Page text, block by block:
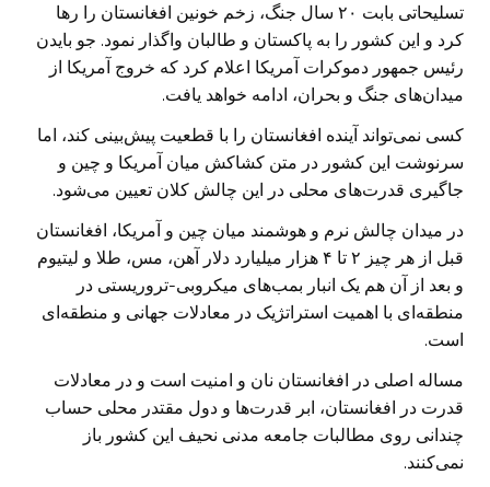
تسلیحاتی بابت ۲۰ سال جنگ، زخم خونین افغانستان را رها
کرد و این کشور را به پاکستان و طالبان واگذار نمود. جو بایدن
رئیس جمهور دموکرات آمریکا اعلام کرد که خروج آمریکا از
میدان‌های جنگ و بحران، ادامه خواهد یافت.
کسی نمی‌تواند آینده افغانستان را با قطعیت پیش‌بینی کند، اما
سرنوشت این کشور در متن کشاکش میان آمریکا و چین و
جاگیری قدرت‌های محلی در این چالش کلان تعیین می‌شود.
در میدان چالش نرم و هوشمند میان چین و آمریکا، افغانستان
قبل از هر چیز ۲ تا ۴ هزار میلیارد دلار آهن، مس، طلا و لیتیوم
و بعد از آن هم یک انبار بمب‌های میکروبی-تروریستی در
منطقه‌ای با اهمیت استراتژیک در معادلات جهانی و منطقه‌ای
است.
مساله اصلی در افغانستان نان و امنیت است و در معادلات
قدرت در افغانستان، ابر قدرت‌ها و دول مقتدر محلی حساب
چندانی روی مطالبات جامعه مدنی نحیف این کشور باز
نمی‌کنند.